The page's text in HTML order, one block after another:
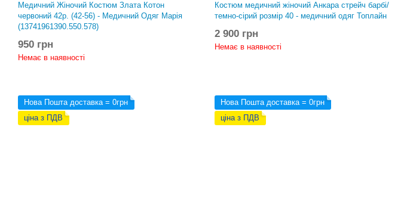
Медичний Жіночий Костюм Злата Котон
червоний 42р. (42-56) - Медичний Одяг Марія
(13741961390.550.578)
950 грн
Немає в наявності
Костюм медичний жіночий Анкара стрейч барбі/
темно-сірий розмір 40 - медичний одяг Топлайн
2 900 грн
Немає в наявності
Нова Пошта доставка = 0грн
ціна з ПДВ
Нова Пошта доставка = 0грн
ціна з ПДВ